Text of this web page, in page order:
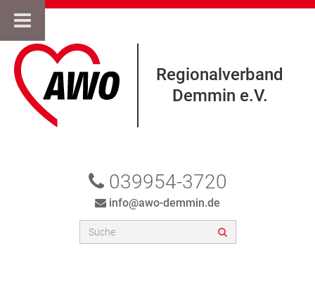
Regionalverband
Demmin e.V.
039954-3720
info@awo-demmin.de